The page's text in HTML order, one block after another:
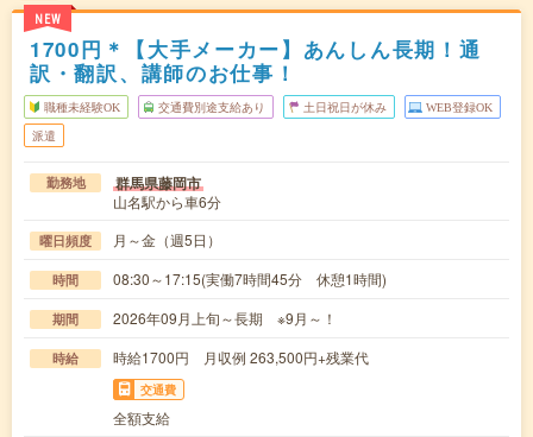
NEW
1700円＊【大手メーカー】あんしん長期！通
訳・翻訳、講師のお仕事！
職種未経験OK 交通費別途支給あり 土日祝日が休み WEB登録OK
派遣
勤務地 群馬県藤岡市
山名駅から車6分
曜日頻度 月～金（週5日）
時間 08:30～17:15(実働7時間45分 休憩1時間)
期間 2026年09月上旬～長期 ※9月～！
時給 時給1700円 月収例 263,500円+残業代
交通費
全額支給